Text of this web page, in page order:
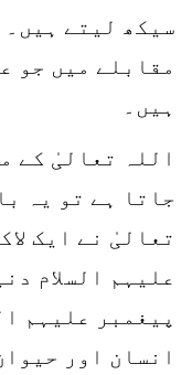
سیکھ لیتے
مقابلے میں جو
ہیں۔
اللہ تعالیٰ کے
جاتا ہے تو یہ
تعالیٰ نے ایک
علیہم السلام
پیغمبر علیہم
انسان اور